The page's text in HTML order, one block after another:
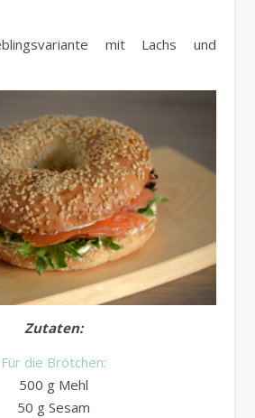
mit Lachs und
Zutaten:
Für die Brötchen:
500 g Mehl
50 g Sesam